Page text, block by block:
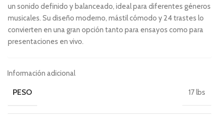
un sonido definido y balanceado, ideal para diferentes géneros
musicales. Su diseño moderno, mástil cómodo y 24 trastes lo
convierten en una gran opción tanto para ensayos como para
presentaciones en vivo.
Información adicional
PESO 17 lbs